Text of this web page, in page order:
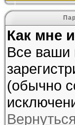
Как мне
Все ваши
(обычно